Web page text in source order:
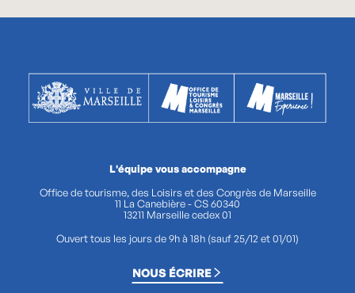
L'équipe vous accompagne
Office de tourisme, des Loisirs et des Congrès de Marseille
11 La Canebière - CS 60340
13211 Marseille cedex 01
Ouvert tous les jours de 9h à 18h (sauf 25/12 et 01/01)
NOUS ÉCRIRE